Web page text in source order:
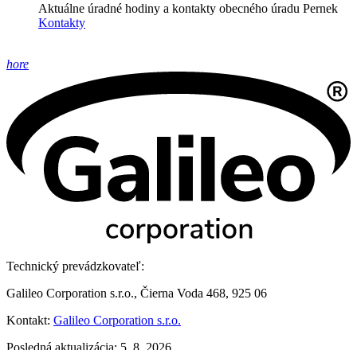
Aktuálne úradné hodiny a kontakty obecného úradu Pernek
Kontakty
hore
Technický prevádzkovateľ:
Galileo Corporation s.r.o., Čierna Voda 468, 925 06
Kontakt: Galileo Corporation s.r.o.
Posledná aktualizácia: 5. 8. 2026